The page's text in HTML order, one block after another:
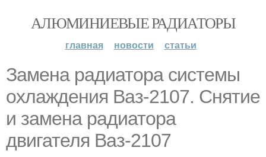
АЛЮМИНИЕВЫЕ РАДИАТОРЫ
главная новости статьи
Замена радиатора системы
охлаждения Ваз-2107. Снятие
и замена радиатора
двигателя Ваз-2107